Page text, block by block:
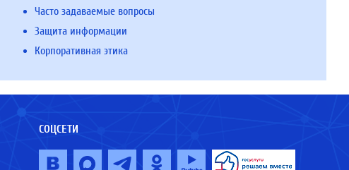
Часто задаваемые вопросы
Защита информации
Корпоративная этика
СОЦСЕТИ